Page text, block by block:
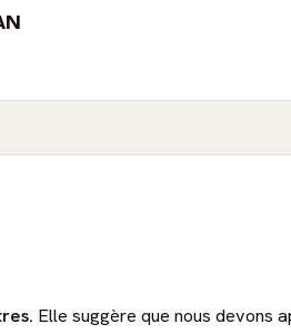
Elle suggère que nous devons